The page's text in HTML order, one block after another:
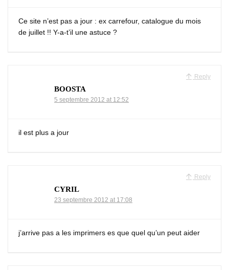
Ce site n’est pas a jour : ex carrefour, catalogue du mois
de juillet !! Y-a-t’il une astuce ?
Reply
BOOSTA
5 septembre 2012 at 12:52
il est plus a jour
Reply
CYRIL
23 septembre 2012 at 17:08
j’arrive pas a les imprimers es que quel qu’un peut aider